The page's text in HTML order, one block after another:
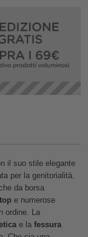
il suo stile elegante
per la genitorialità.
da borsa
e numerose
ordine. La
e la fessura